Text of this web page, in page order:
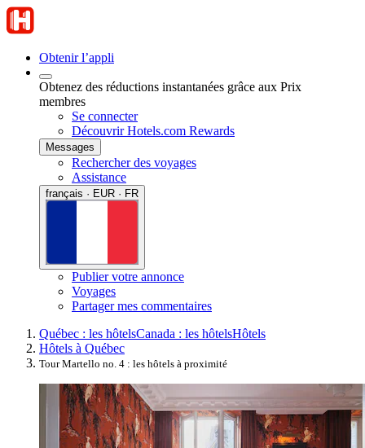
Obtenir l’appli
Obtenez des réductions instantanées grâce aux Prix
membres
Se connecter
Découvrir Hotels.com Rewards
Messages
Rechercher des voyages
Assistance
français · EUR · FR
Publier votre annonce
Voyages
Partager mes commentaires
Québec : les hôtelsCanada : les hôtelsHôtels
Hôtels à Québec
Tour Martello no. 4 : les hôtels à proximité